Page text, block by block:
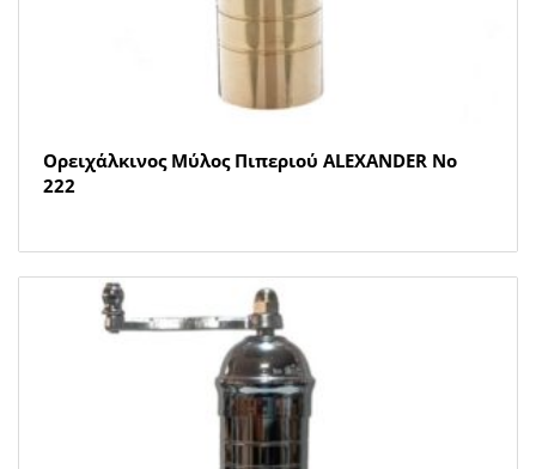
Ορειχάλκινος Μύλος Πιπεριού ALEXANDER Νο
222